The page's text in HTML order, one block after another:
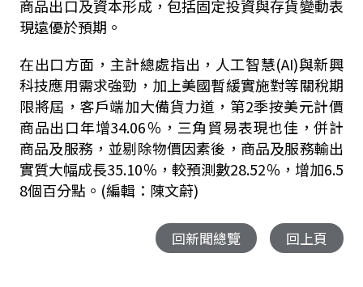
商品出口及資本形成，包括固定投資與存貨變動表
現遠優於預期。
在出口方面，主計總處指出，人工智慧(AI)與新興
科技應用需求強勁，加上美國暫緩實施對等關稅期
限將屆，客戶端加大備貨力道，第2季按美元計價
商品出口年增34.06％，三角貿易表現也佳，併計
商品及服務，並剔除物價因素後，商品及服務輸出
實質大幅成長35.10％，較預測數28.52％，增加6.5
8個百分點。(編輯：陳文蔚)
回新聞總覽 回上頁